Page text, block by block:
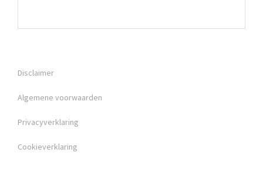
Disclaimer
Algemene voorwaarden
Privacyverklaring
Cookieverklaring